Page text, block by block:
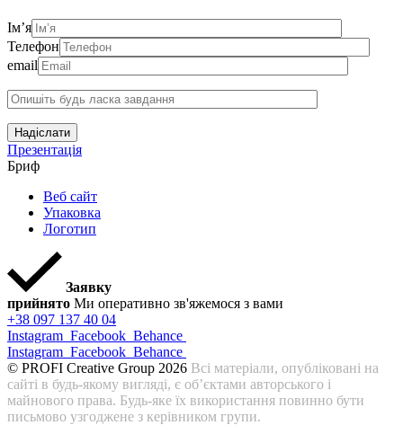
Ім’я
Телефон
email
Надіслати
Презентація
Бриф
Веб сайт
Упаковка
Логотип
Заявку
прийнято Ми оперативно зв'яжемося з вами
+38 097 137 40 04
Instagram Facebook Behance
Instagram Facebook Behance
© PROFI Creative Group 2026 Всі матеріали, опубліковані на
сайті в будь-якому вигляді, є об’єктами авторського і
майнового права. Будь-яке їх використання повинно бути
письмово узгоджене з керівником групи.